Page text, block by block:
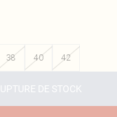
38 40 42
DE STOCK